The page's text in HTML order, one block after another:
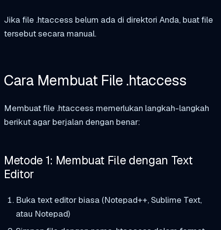
Jika file .htaccess belum ada di direktori Anda, buat file
tersebut secara manual.
Cara Membuat File .htaccess
Membuat file .htaccess memerlukan langkah-langkah
berikut agar berjalan dengan benar:
Metode 1: Membuat File dengan Text
Editor
Buka text editor biasa (Notepad++, Sublime Text,
atau Notepad)